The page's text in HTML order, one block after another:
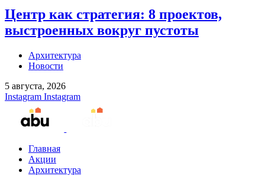
Центр как стратегия: 8 проектов,
выстроенных вокруг пустоты
Архитектура
Новости
5 августа, 2026
Instagram Instagram
Главная
Акции
Архитектура